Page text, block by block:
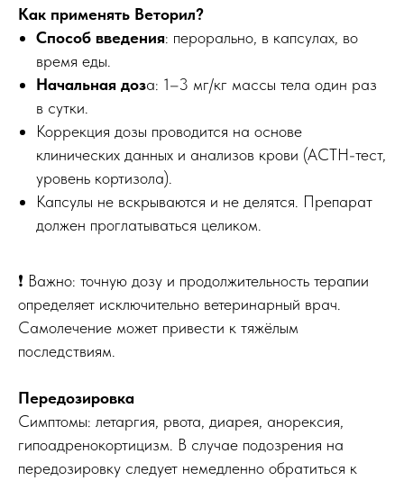
Как применять Веторил?
Способ введения: перорально, в капсулах, во
время еды.
Начальная доза: 1–3 мг/кг массы тела один раз
в сутки.
Коррекция дозы проводится на основе
клинических данных и анализов крови (ACTH-тест,
уровень кортизола).
Капсулы не вскрываются и не делятся. Препарат
должен проглатываться целиком.
❗ Важно: точную дозу и продолжительность терапии
определяет исключительно ветеринарный врач.
Самолечение может привести к тяжёлым
последствиям.
Передозировка
Симптомы: летаргия, рвота, диарея, анорексия,
гипоадренокортицизм. В случае подозрения на
передозировку следует немедленно обратиться к